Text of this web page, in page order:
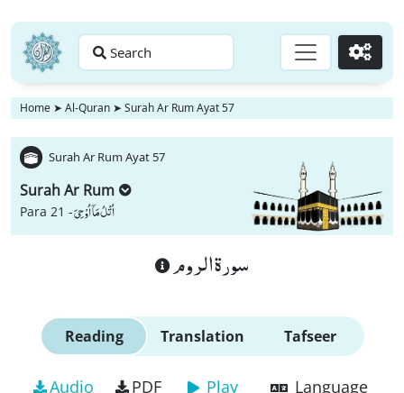
Search Go
Home ➤ Al-Quran ➤ Surah Ar Rum Ayat 57
Surah Ar Rum Ayat 57
Surah Ar Rum
Para 21 -اُتْلُ مَاۤ اُوْحِیَ
سورة الروم
Reading Translation Tafseer
Audio PDF Play Language